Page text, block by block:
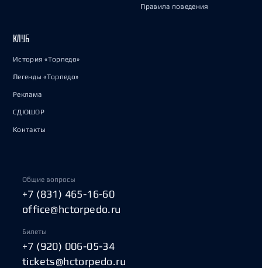
Правила поведения
КЛУБ
История «Торпедо»
Легенды «Торпедо»
Реклама
СДЮШОР
Контакты
Общие вопросы
+7 (831) 465-16-60
office@hctorpedo.ru
Билеты
+7 (920) 006-05-34
tickets@hctorpedo.ru